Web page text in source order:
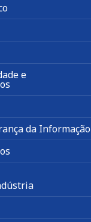
e
da Informação